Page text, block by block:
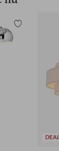
Tilføj
til
DEAL